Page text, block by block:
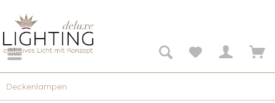
Deckenlampen